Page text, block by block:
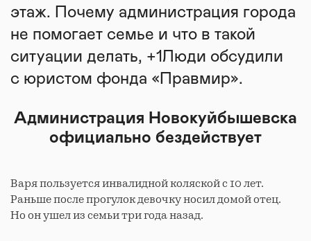
этаж. Почему администрация города
не помогает семье и что в такой
ситуации делать, +1Люди обсудили
с юристом фонда «Правмир».
Администрация Новокуйбышевска
официально бездействует
Варя пользуется инвалидной коляской с 10 лет.
Раньше после прогулок девочку носил домой отец.
Но он ушел из семьи три года назад.